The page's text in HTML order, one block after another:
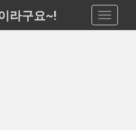
라구요~!